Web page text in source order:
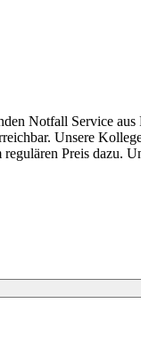
Notfall Service
Unsere
Preis dazu.